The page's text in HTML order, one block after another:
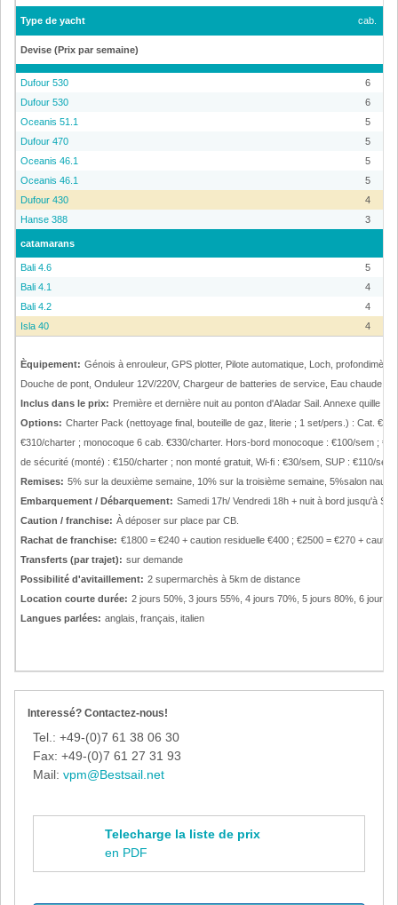
Stabia
Stabia
(Golfe
de
Naples)
Type de yacht cab.
Devise (Prix par semaine)
Dufour 530
6
Dufour 530
6
Oceanis 51.1
5
Dufour 470
5
Oceanis 46.1
5
Oceanis 46.1
5
Dufour 430
4
Hanse 388
3
catamarans
Bali 4.6
5
Bali 4.1
4
Bali 4.2
4
Isla 40
4
Èquipement: Génois à enrouleur, GPS plotter, Pilote automatique, Loch,
Douche de pont, Onduleur 12V/220V, Chargeur de batteries de service, Eau chaude,
Inclus dans le prix: Première et dernière nuit au ponton d'Aladar Sail. Annexe quille
Options: Charter Pack (nettoyage final, bouteille de gaz, literie ; 1 set/pers.) : Cat.
€310/charter ; monocoque 6 cab. €330/charter. Hors-bord monocoque : €100/sem ;
de sécurité (monté) : €150/charter ; non monté gratuit, Wi-fi : €30/sem, SUP : €110/
Remises: 5% sur la deuxième semaine, 10% sur la troisième semaine, 5%salon
Embarquement / Débarquement: Samedi 17h/ Vendredi 18h + nuit à bord jusqu'à
Caution / franchise: À déposer sur place par CB.
Rachat de franchise: €1800 = €240 + caution residuelle €400 ; €2500 = €270 +
Transferts (par trajet): sur demande
Possibilité d'avitaillement: 2 supermarchès à 5km de distance
Location courte durée: 2 jours 50%, 3 jours 55%, 4 jours 70%, 5 jours 80%, 6 jours
Langues parlées: anglais, français, italien
Interessé? Contactez-nous!
Tel.: +49-(0)7 61 38 06 30
Fax: +49-(0)7 61 27 31 93
Mail: vpm@Bestsail.net
Telecharge la liste de prix
en PDF